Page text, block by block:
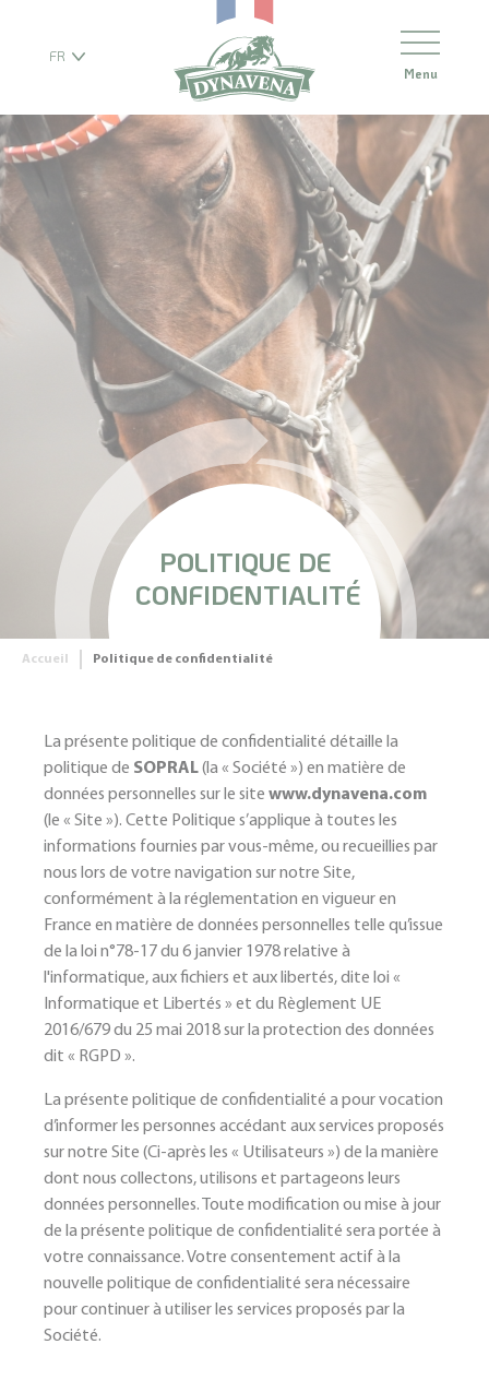
FR
Menu
POLITIQUE DE
CONFIDENTIALITÉ
Accueil Politique de confidentialité
La présente politique de confidentialité détaille la
politique de SOPRAL(la « Société ») en matière de
données personnelles sur le site www.dynavena.com
(le « Site »). Cette Politique s’applique à toutes les
informations fournies par vous-même, ou recueillies par
nous lors de votre navigation sur notre Site,
conformément à la réglementation en vigueur en
France en matière de données personnelles telle qu’issue
de la loi n°78-17 du 6 janvier 1978 relative à
l'informatique, aux fichiers et aux libertés, dite loi «
Informatique et Libertés » et du Règlement UE
2016/679 du 25 mai 2018 sur la protection des données
dit « RGPD ».
La présente politique de confidentialité a pour vocation
d’informer les personnes accédant aux services proposés
sur notre Site (Ci-après les « Utilisateurs ») de la manière
dont nous collectons, utilisons et partageons leurs
données personnelles. Toute modification ou mise à jour
de la présente politique de confidentialité sera portée à
votre connaissance. Votre consentement actif à la
nouvelle politique de confidentialité sera nécessaire
pour continuer à utiliser les services proposés par la
Société.